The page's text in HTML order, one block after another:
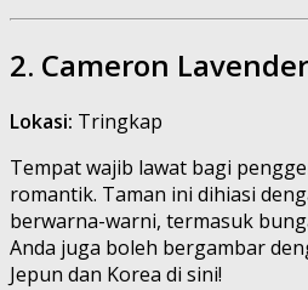
2. Cameron
Lokasi: Tringkap
Tempat wajib lawat bagi
romantik. Taman ini dihiasi
berwarna-warni, termasuk
Anda juga boleh bergambar
Jepun dan Korea di sini!